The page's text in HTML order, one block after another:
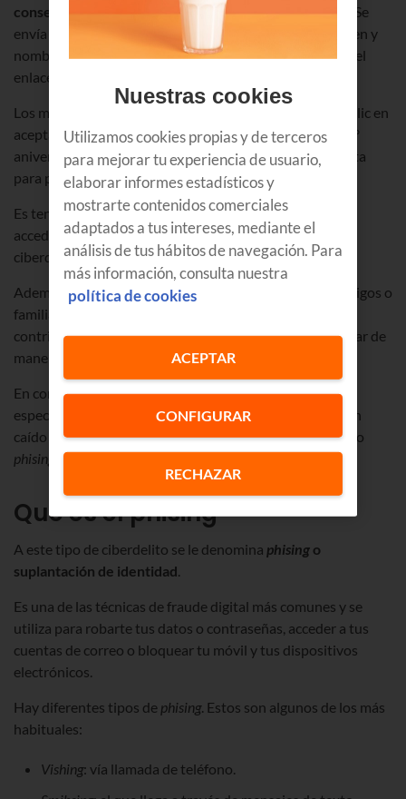
conseguir hasta un 50% de descuento en McDonalds
. Se
envía desde una dirección que parece coincidir, en imagen y
nombre, con la popular empresa. Solo debes pinchar en el
enlace indicado y conseguirás el descuento.
Los mensajes llevan frases del estilo "¡Felicidades! Haz clic en
aceptar para reclamar tu recompensa" o "¡Sorteo del 50º
aniversario para todos! Responde a la siguiente pregunta
para participar y ganar comidas".
Es tentador... pero es una estafa. Al hacer click estás
accediendo a una url fraudulenta mediante la que los
ciberdelincuentes conseguirán tus datos.
Además, suelen pedirte que lo reenvíes para que tus amigos o
familiares también puedan beneficiarse y con ello
contribuyes a darles aún mayor difusión... y a incrementar de
manera importante tu próxima factura.
En concreto, son los usuarios de la generación Z,
especialmente activos en redes sociales, los que más han
caído en esta trampa cibernética a la que se conoce como
phising
Qué es el phising
A este tipo de ciberdelito se le denomina phising o
suplantación de identidad.
Es una de las técnicas de fraude digital más comunes y se
utiliza para robarte tus datos o contraseñas, acceder a tus
cuentas de correo o bloquear tu móvil y tus dispositivos
electrónicos.
Hay diferentes tipos de phising. Estos son algunos de los más
habituales:
Vishing: vía llamada de teléfono.
Nuestras cookies
Utilizamos cookies propias y de terceros
para mejorar tu experiencia de usuario,
elaborar informes estadísticos y
mostrarte contenidos comerciales
adaptados a tus intereses, mediante el
análisis de tus hábitos de navegación. Para
más información, consulta nuestra
política de cookies
CONFIGURAR
RECHAZAR
ACEPTAR